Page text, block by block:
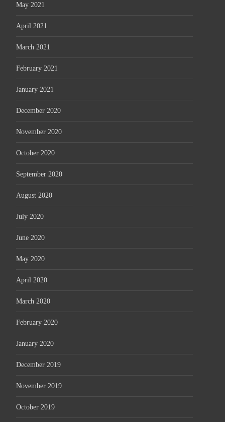
May 2021
April 2021
March 2021
February 2021
January 2021
December 2020
November 2020
October 2020
September 2020
August 2020
July 2020
June 2020
May 2020
April 2020
March 2020
February 2020
January 2020
December 2019
November 2019
October 2019